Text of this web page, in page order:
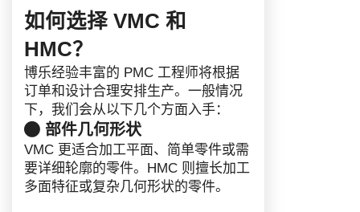
如何选择 VMC 和
HMC？
博乐经验丰富的 PMC 工程师将根据
订单和设计合理安排生产。一般情况
下，我们会从以下几个方面入手：
部件几何形状
VMC 更适合加工平面、简单零件或需
要详细轮廓的零件。HMC 则擅长加工
多面特征或复杂几何形状的零件。